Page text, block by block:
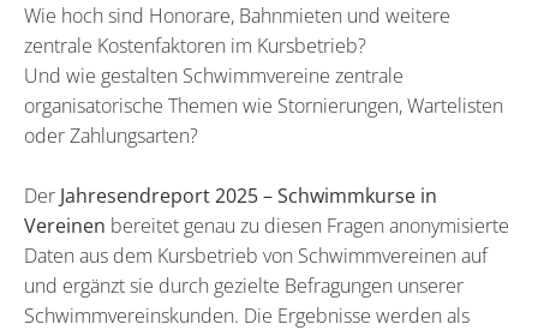
Wie hoch sind Honorare, Bahnmieten und weitere
zentrale Kostenfaktoren im Kursbetrieb?
Und wie gestalten Schwimmvereine zentrale
organisatorische Themen wie Stornierungen, Wartelisten
oder Zahlungsarten?
Der Jahresendreport 2025 – Schwimmkurse in
Vereinen bereitet genau zu diesen Fragen anonymisierte
Daten aus dem Kursbetrieb von Schwimmvereinen auf
und ergänzt sie durch gezielte Befragungen unserer
Schwimmvereinskunden. Die Ergebnisse werden als